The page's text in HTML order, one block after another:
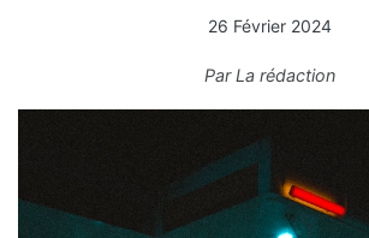
26 Février 2024
ParLa rédaction